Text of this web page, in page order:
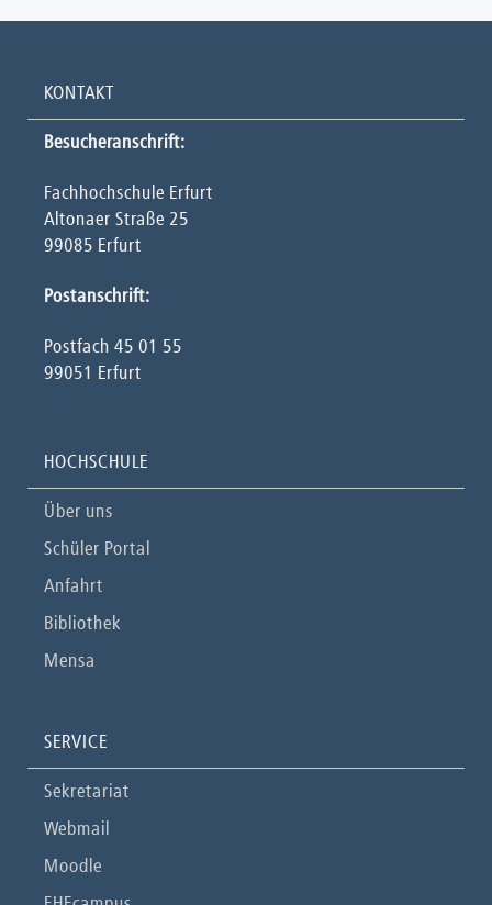
KONTAKT
Besucheranschrift:
Fachhochschule Erfurt
Altonaer Straße 25
99085 Erfurt
Postanschrift:
Postfach 45 01 55
99051 Erfurt
HOCHSCHULE
Über uns
Schüler Portal
Anfahrt
Bibliothek
Mensa
SERVICE
Sekretariat
Webmail
Moodle